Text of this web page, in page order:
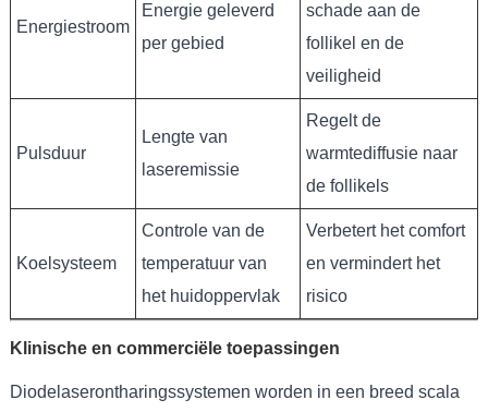
Energiestroom
Energie geleverd
per gebied
schade aan de
follikel en de
veiligheid
Pulsduur
Lengte van
laseremissie
Regelt de
warmtediffusie naar
de follikels
Koelsysteem
Controle van de
temperatuur van
het huidoppervlak
Verbetert het comfort
en vermindert het
risico
Klinische en commerciële toepassingen
Diodelaserontharingssystemen worden in een breed scala